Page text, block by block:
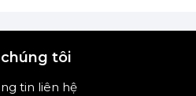
trở thành lựa chọn hoàn
và siêu nhẹ chỉ 2,4 kg.
tôi
tin liên hệ